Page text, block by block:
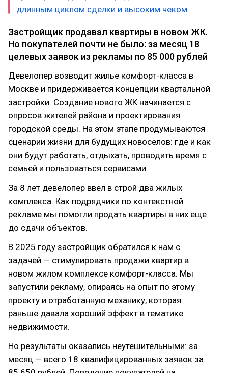
длинным циклом сделки и высоким чеком
Застройщик продавал квартиры в новом ЖК.
Но покупателей почти не было: за месяц 18
целевых заявок из рекламы по 85 000 рублей
Девелопер возводит жилье комфорт-класса в
Москве и придерживается концепции квартальной
застройки. Создание нового ЖК начинается с
опросов жителей района и проектирования
городской среды. На этом этапе продумываются
сценарии жизни для будущих новоселов: где и как
они будут работать, отдыхать, проводить время с
семьей и пользоваться сервисами.
За 8 лет девелопер ввел в строй два жилых
комплекса. Как подрядчики по контекстной
рекламе мы помогли продать квартиры в них еще
до сдачи объектов.
В 2025 году застройщик обратился к нам с
задачей — стимулировать продажи квартир в
новом жилом комплексе комфорт-класса. Мы
запустили рекламу, опираясь на опыт по этому
проекту и отработанную механику, которая
раньше давала хороший эффект в тематике
недвижимости.
Но результаты оказались неутешительными: за
месяц — всего 18 квалифицированных заявок за